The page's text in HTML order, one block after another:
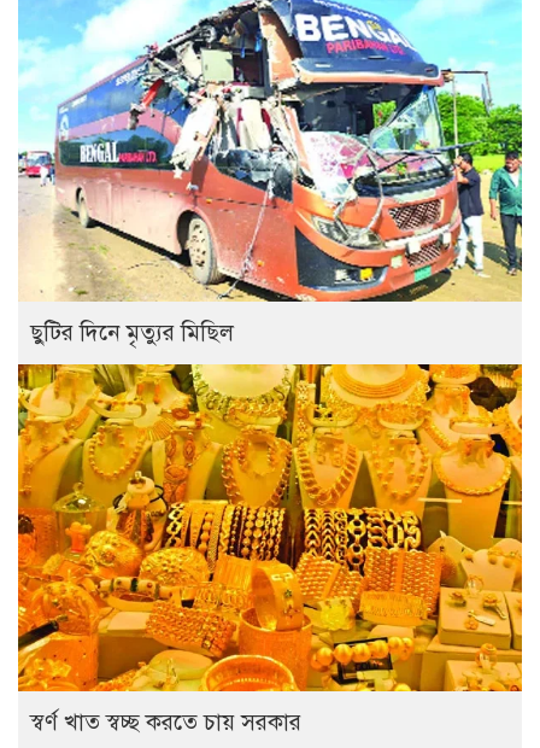
ছুটির দিনে মৃত্যুর মিছিল
স্বর্ণ খাত স্বচ্ছ করতে চায় সরকার